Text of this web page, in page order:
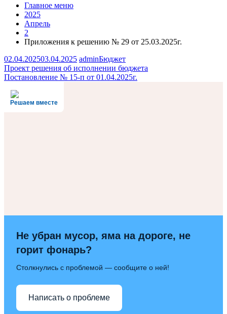
Главное меню
2025
Апрель
2
Приложения к решению № 29 от 25.03.2025г.
02.04.202503.04.2025 adminБюджет
Навигация
по
записям
Проект решения об исполнении бюджета
Постановление № 15-п от 01.04.2025г.
Решаем вместе
Не убран мусор, яма на дороге, не
горит фонарь?
Столкнулись с проблемой — сообщите о ней!
Написать о проблеме